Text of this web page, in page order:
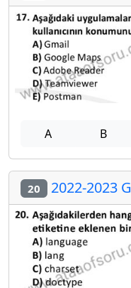
A B
20 2022-2023